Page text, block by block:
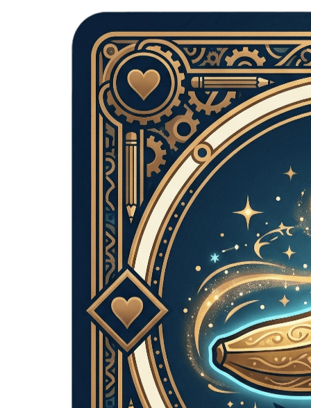
Chúng tôi đã tạo prototype toàn bộ game thẻ bài trong hai tuần với
Card Maker. Sự nhất quán phong cách trên 120+ thẻ giúp tiết kiệm
hàng tháng công việc minh họa.